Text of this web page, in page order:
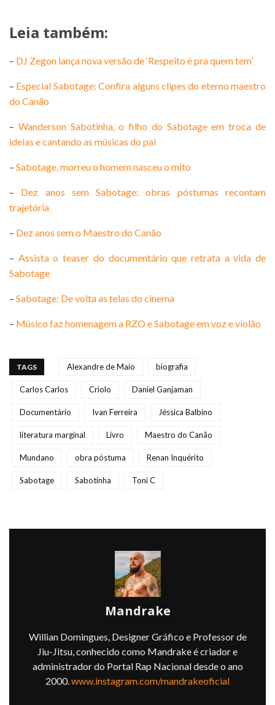
Leia também:
– DJ Zegon lança nova versão de ‘Respeito é pra quem tem’
– Especial Sabotage: Confira alguns clipes do eterno maestro
do Canão
– Wanderson Sabotinha, o filho do Sabotage em troca de
ideias e cantando as músicas do pai
– Sabotage, morreu o homem nasceu o mito
– Dez anos sem Sabotage: obras póstumas recontam
trajetória
– Dez anos sem o Maestro do Canão
– Assista o teaser do documentário que retrata a vida de
Sabotage
– Sabotage: De volta as telas do cinema
– Músico faz homenagem a RZO e Sabotage em voz e violão
TAGS Alexandre de Maio biografia
Carlos Carlos Criolo Daniel Ganjaman
Documentário Ivan Ferreira Jéssica Balbino
literatura marginal Livro Maestro do Canão
Mundano obra póstuma Renan Inquérito
Sabotage Sabotinha Toni C
Mandrake
Willian Domingues, Designer Gráfico e Professor de
Jiu-Jitsu, conhecido como Mandrake é criador e
administrador do Portal Rap Nacional desde o ano
2000.www.instagram.com/mandrakeoficial